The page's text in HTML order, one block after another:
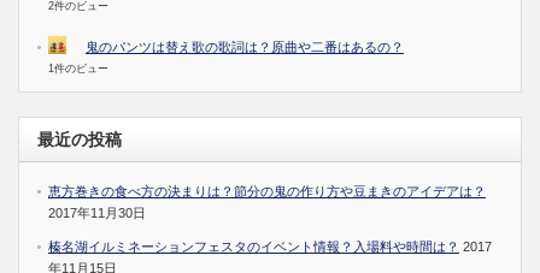
2件のビュー
鬼のパンツは替え歌の歌詞は？原曲や二番はあるの？
1件のビュー
最近の投稿
恵方巻きの食べ方の決まりは？節分の鬼の作り方や豆まきのアイデアは？
2017年11月30日
榛名湖イルミネーションフェスタのイベント情報？入場料や時間は？ 2017
年11月15日